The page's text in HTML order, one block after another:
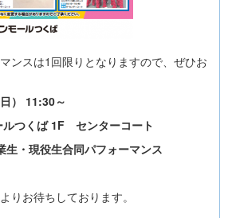
ンスは1回限りとなりますので、ぜひお
） 11:30～
ルつくば 1F センターコート
生・現役生合同パフォーマンス
りお待ちしております。